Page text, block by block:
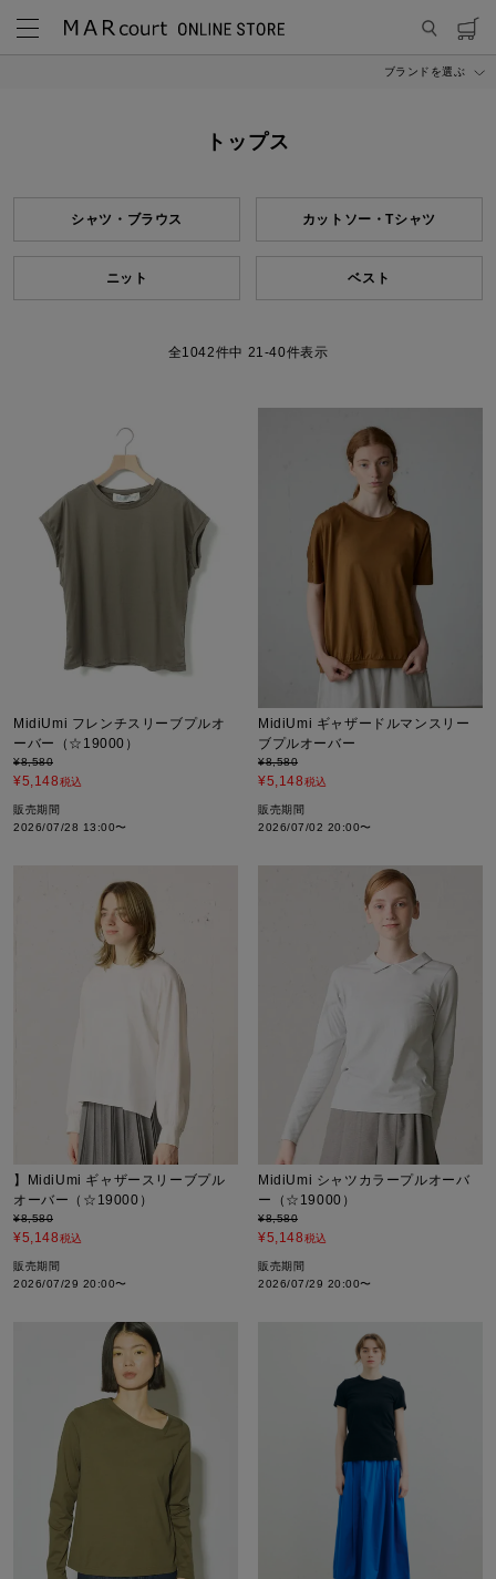
ブランドを選ぶ
トップス
シャツ・ブラウス カットソー・Tシャツ
ニット ベスト
1042件中 21-40件表示
MidiUmi フレンチスリーブプルオ
ーバー（☆19000）
¥8,580
¥5,148税込
販売期間
2026/07/28 13:00〜
MidiUmi ギャザードルマンスリー
ブプルオーバー
¥8,580
¥5,148税込
販売期間
2026/07/02 20:00〜
】MidiUmi ギャザースリーブプル
オーバー（☆19000）
¥8,580
¥5,148税込
販売期間
2026/07/29 20:00〜
MidiUmi シャツカラープルオーバ
ー（☆19000）
¥8,580
¥5,148税込
販売期間
2026/07/29 20:00〜